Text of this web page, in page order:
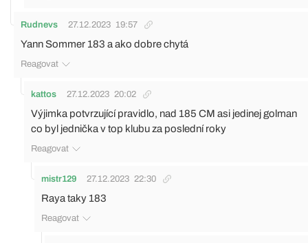
Rudnevs 27.12.2023 19:57
Yann Sommer 183 a ako dobre chytá
Reagovat
kattos 27.12.2023 20:02
Výjimka potvrzující pravidlo, nad 185 CM asi jedinej golman
co byl jednička v top klubu za poslední roky
Reagovat
mistr129 27.12.2023 22:30
Raya taky 183
Reagovat